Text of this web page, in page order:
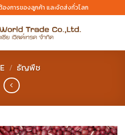
งการของลูกค้า และจัดส่งทั่วโลก
/ ธัญพืช